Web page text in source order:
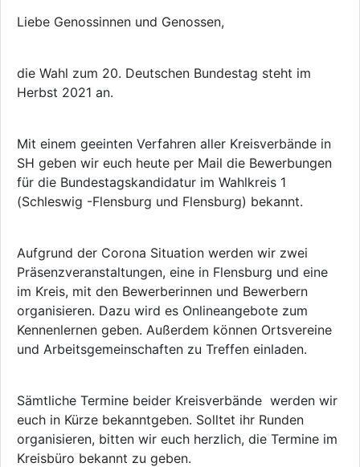
Liebe Genossinnen und Genossen,
die Wahl zum 20. Deutschen Bundestag steht im
Herbst 2021 an.
Mit einem geeinten Verfahren aller Kreisverbände in
SH geben wir euch heute per Mail die Bewerbungen
für die Bundestagskandidatur im Wahlkreis 1
(Schleswig -Flensburg und Flensburg) bekannt.
Aufgrund der Corona Situation werden wir zwei
Präsenzveranstaltungen, eine in Flensburg und eine
im Kreis, mit den Bewerberinnen und Bewerbern
organisieren. Dazu wird es Onlineangebote zum
Kennenlernen geben. Außerdem können Ortsvereine
und Arbeitsgemeinschaften zu Treffen einladen.
Sämtliche Termine beider Kreisverbände werden wir
euch in Kürze bekanntgeben. Solltet ihr Runden
organisieren, bitten wir euch herzlich, die Termine im
Kreisbüro bekannt zu geben.